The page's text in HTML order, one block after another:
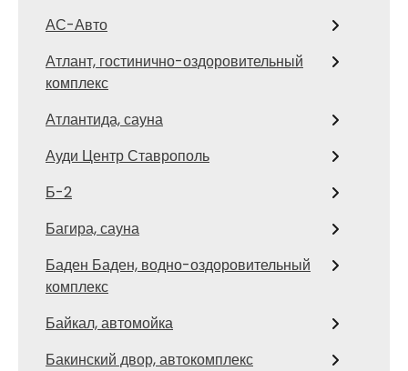
АС-Авто
Атлант, гостинично-оздоровительный
комплекс
Атлантида, сауна
Ауди Центр Ставрополь
Б-2
Багира, сауна
Баден Баден, водно-оздоровительный
комплекс
Байкал, автомойка
Бакинский двор, автокомплекс